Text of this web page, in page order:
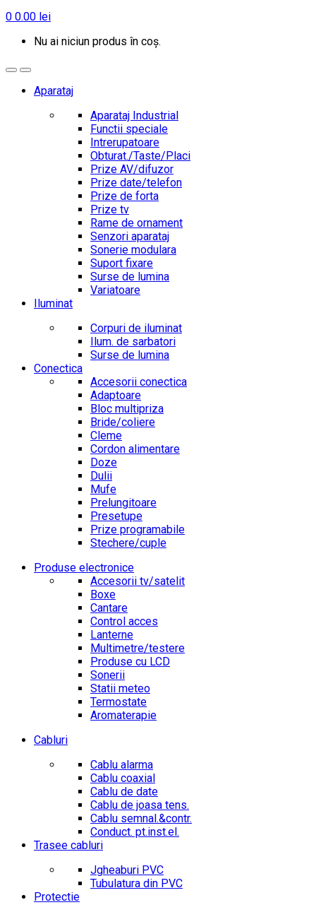
0 0.00 lei
Nu ai niciun produs în coș.
Aparataj
Aparataj Industrial
Functii speciale
Intrerupatoare
Obturat./Taste/Placi
Prize AV/difuzor
Prize date/telefon
Prize de forta
Prize tv
Rame de ornament
Senzori aparataj
Sonerie modulara
Suport fixare
Surse de lumina
Variatoare
Iluminat
Corpuri de iluminat
Ilum. de sarbatori
Surse de lumina
Conectica
Accesorii conectica
Adaptoare
Bloc multipriza
Bride/coliere
Cleme
Cordon alimentare
Doze
Dulii
Mufe
Prelungitoare
Presetupe
Prize programabile
Stechere/cuple
Produse electronice
Accesorii tv/satelit
Boxe
Cantare
Control acces
Lanterne
Multimetre/testere
Produse cu LCD
Sonerii
Statii meteo
Termostate
Aromaterapie
Cabluri
Cablu alarma
Cablu coaxial
Cablu de date
Cablu de joasa tens.
Cablu semnal.&contr.
Conduct. pt.inst.el.
Trasee cabluri
Jgheaburi PVC
Tubulatura din PVC
Protectie